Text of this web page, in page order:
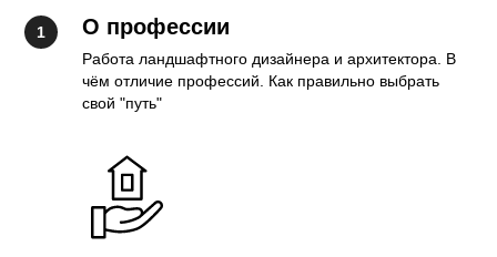
О профессии
Работа ландшафтного дизайнера и архитектора. В
чём отличие профессий. Как правильно выбрать
свой "путь"